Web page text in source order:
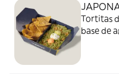
Tortitas
base de